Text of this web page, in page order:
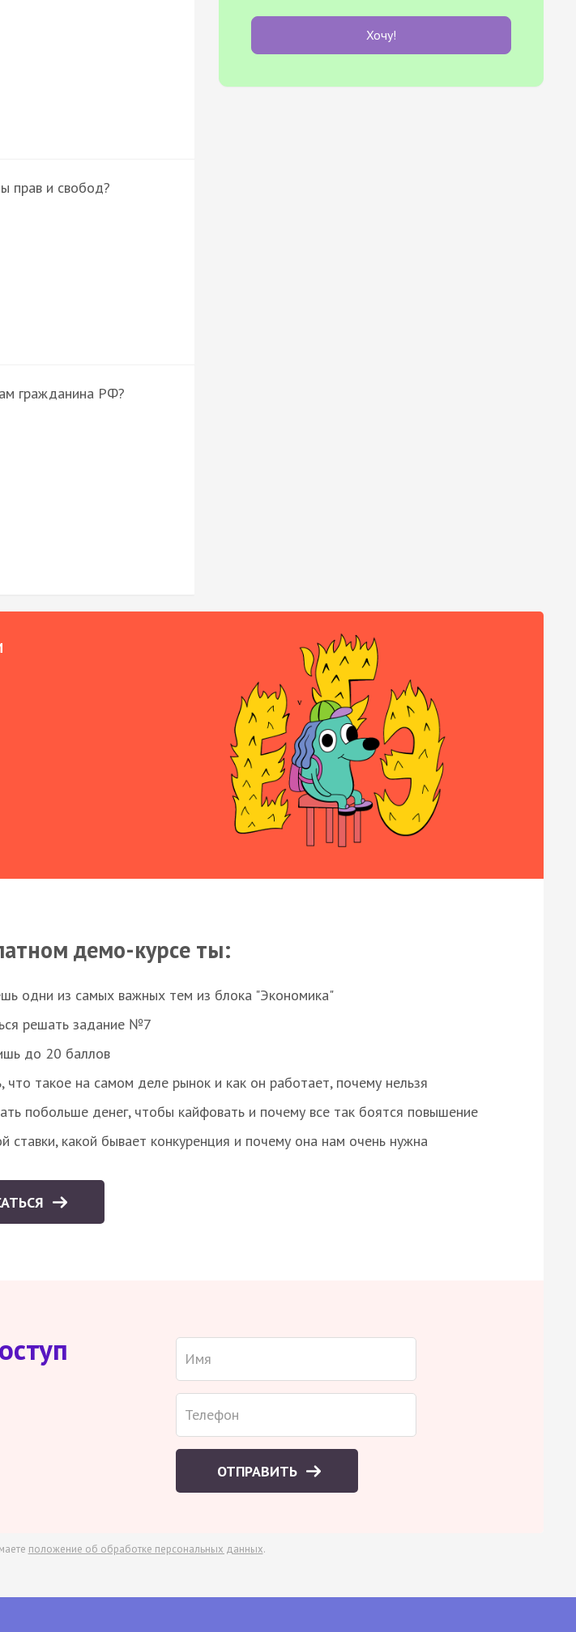
прав и свобод?
гражданина РФ?
Хочу!
демо-курсе ты:
одни из самых важных тем из блока "Экономика"
решать задание №7
до 20 баллов
что такое на самом деле рынок и как он работает, почему нельзя
побольше денег, чтобы кайфовать и почему все так боятся повышение
ставки, какой бывает конкуренция и почему она нам очень нужна
ОТПРАВИТЬ
положение об обработке персональных данных.